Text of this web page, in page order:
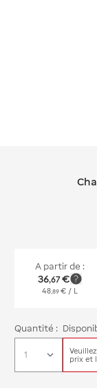
Domaine
A partir de :
36,67€
48, 89 € / L
Quantité :
prix et